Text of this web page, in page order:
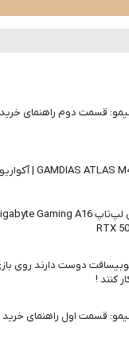
قسمت دوم راهنمای
قسمت اول راهنمای